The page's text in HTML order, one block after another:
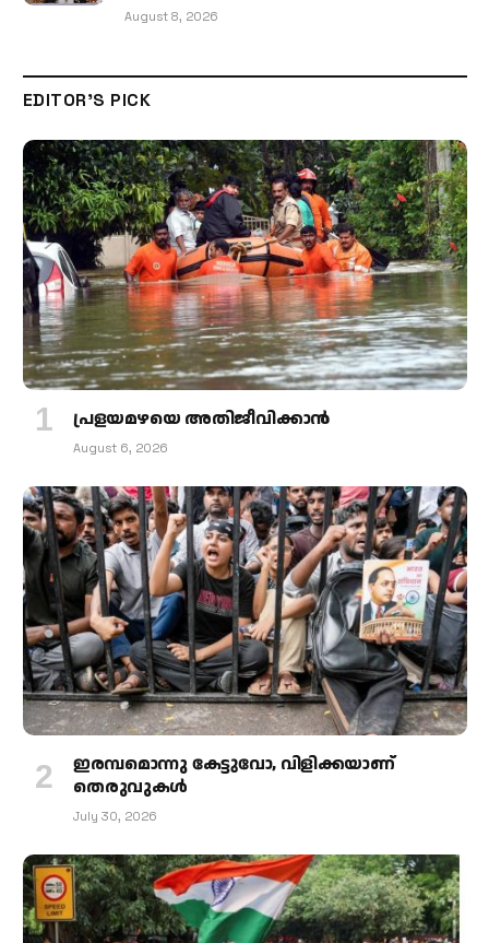
August 8, 2026
EDITOR'S PICK
പ്രളയമഴയെ അതിജീവിക്കാന്‍
August 6, 2026
ഇരമ്പമൊന്നു കേട്ടുവോ, വിളിക്കയാണ്
തെരുവുകള്‍
July 30, 2026